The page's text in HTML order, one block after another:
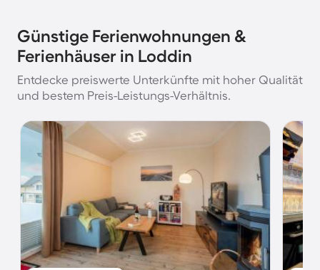
Günstige Ferienwohnungen &
Ferienhäuser in Loddin
Entdecke preiswerte Unterkünfte mit hoher Qualität
und bestem Preis-Leistungs-Verhältnis.